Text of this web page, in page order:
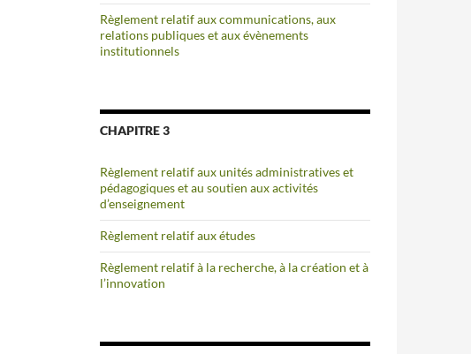
Règlement relatif aux communications, aux
relations publiques et aux évènements
institutionnels
CHAPITRE 3
Règlement relatif aux unités administratives et
pédagogiques et au soutien aux activités
d’enseignement
Règlement relatif aux études
Règlement relatif à la recherche, à la création et à
l’innovation